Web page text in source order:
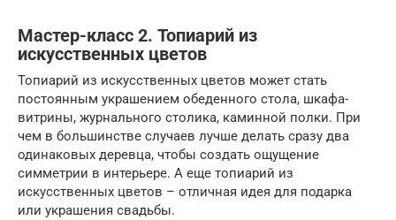
Мастер-класс 2. Топиарий из
искусственных цветов
Топиарий из искусственных цветов может стать
постоянным украшением обеденного стола, шкафа-
витрины, журнального столика, каминной полки. При
чем в большинстве случаев лучше делать сразу два
одинаковых деревца, чтобы создать ощущение
симметрии в интерьере. А еще топиарий из
искусственных цветов – отличная идея для подарка
или украшения свадьбы.